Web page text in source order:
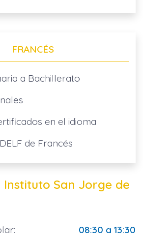
FRANCÉS
a Bachillerato
en el idioma
DELF de Francés
San Jorge de
08:30 a 13:30